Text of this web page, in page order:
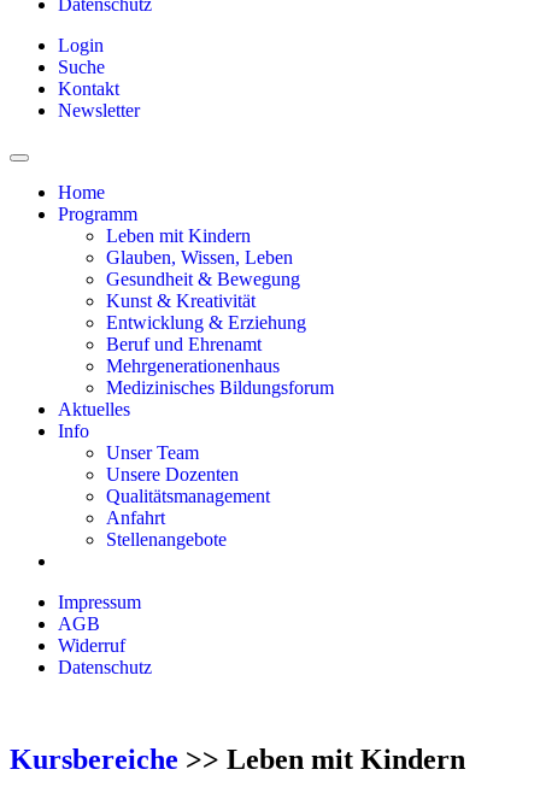
Datenschutz
Login
Suche
Kontakt
Newsletter
Home
Programm
Leben mit Kindern
Glauben, Wissen, Leben
Gesundheit & Bewegung
Kunst & Kreativität
Entwicklung & Erziehung
Beruf und Ehrenamt
Mehrgenerationenhaus
Medizinisches Bildungsforum
Aktuelles
Info
Unser Team
Unsere Dozenten
Qualitätsmanagement
Anfahrt
Stellenangebote
Impressum
AGB
Widerruf
Datenschutz
Kursbereiche >> Leben mit Kindern